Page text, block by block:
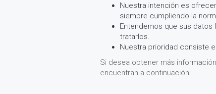
Nuestra intención es
siempre cumpliendo la
Entendemos que sus
tratarlos.
Nuestra prioridad consiste
Si desea obtener más
encuentran a continuación: